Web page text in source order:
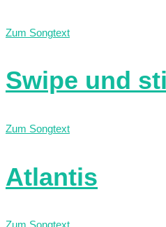
Zum Songtext
Swipe und
Zum Songtext
Atlantis